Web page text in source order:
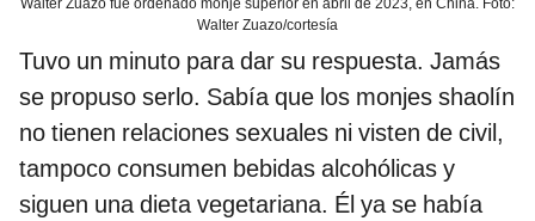
Walter Zuazo fue ordenado monje superior en abril de 2023, en China. Foto:
Walter Zuazo/cortesía
Tuvo un minuto para dar su respuesta. Jamás
se propuso serlo. Sabía que los monjes shaolín
no tienen relaciones sexuales ni visten de civil,
tampoco consumen bebidas alcohólicas y
siguen una dieta vegetariana. Él ya se había